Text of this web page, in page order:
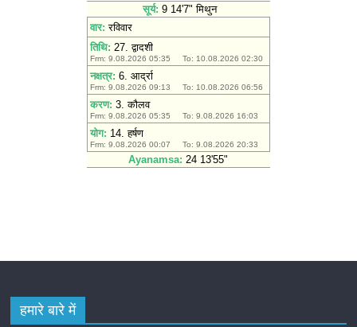
हमारे बारे में